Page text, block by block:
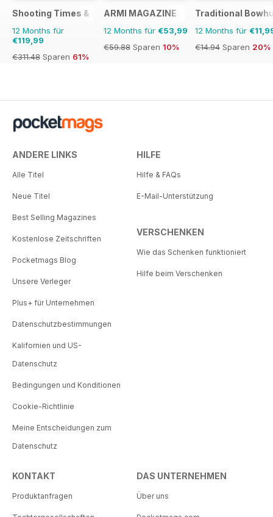
Shooting Times & Country
12 Months für
€119,99
€311.48 Sparen 61%
ARMI MAGAZINE
12 Months für €53,99
€59.88 Sparen 10%
Traditional
12 Months für
€14.94 Sparen 20%
ANDERE LINKS
Alle Titel
Neue Titel
Best Selling Magazines
Kostenlose Zeitschriften
Pocketmags Blog
Unsere Verleger
Plus+ für Unternehmen
Datenschutzbestimmungen
Kalifornien und US-
Datenschutz
Bedingungen und Konditionen
Cookie-Richtlinie
Meine Entscheidungen zum
Datenschutz
HILFE
Hilfe & FAQs
E-Mail-Unterstützung
VERSCHENKEN
Wie das Schenken funktioniert
Hilfe beim Verschenken
KONTAKT
Produktanfragen
DAS UNTERNEHMEN
Über uns